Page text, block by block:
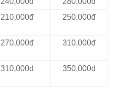
210,000đ 250,000đ
270,000đ 310,000đ
310,000đ 350,000đ